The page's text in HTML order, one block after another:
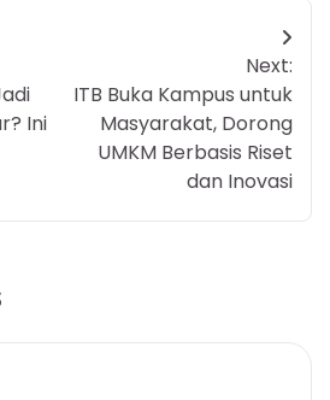
Ini
Next:
ITB Buka Kampus untuk
Masyarakat, Dorong
UMKM Berbasis Riset
dan Inovasi